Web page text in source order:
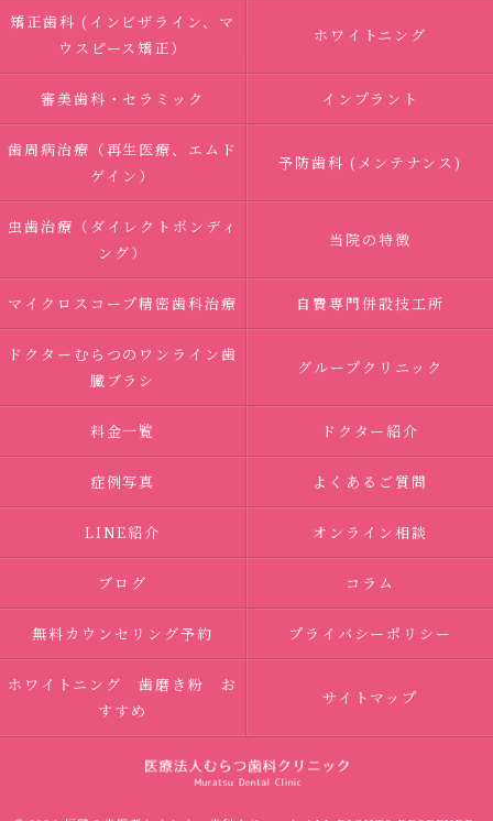
矯正歯科 (インビザライン、マ
ウスピース矯正）
ホワイトニング
審美歯科・セラミック インプラント
歯周病治療（再生医療、エムド
ゲイン）
予防歯科 (メンテナンス)
虫歯治療（ダイレクトボンディ
ング）
当院の特徴
マイクロスコープ精密歯科治療 自費専門併設技工所
ドクターむらつのワンライン歯
臓ブラシ
グループクリニック
料金一覧 ドクター紹介
症例写真 よくあるご質問
LINE紹介 オンライン相談
ブログ コラム
無料カウンセリング予約 プライバシーポリシー
ホワイトニング 歯磨き粉 お
すすめ
サイトマップ